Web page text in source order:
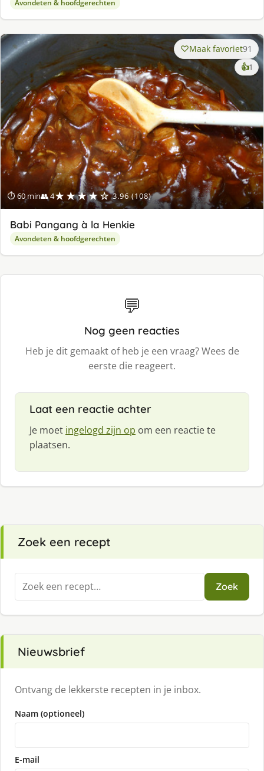
Avondeten & hoofdgerechten
⏱ 60 min👥 4★★★★☆ 3.96 (108)
Maak favoriet91
👍1
Babi Pangang à la Henkie
Avondeten & hoofdgerechten
💬
Nog geen reacties
Heb je dit gemaakt of heb je een vraag? Wees de
eerste die reageert.
Laat een reactie achter
Je moet ingelogd zijn op om een reactie te
plaatsen.
Zoek een recept
Zoeken
naar:
Zoek
Nieuwsbrief
Ontvang de lekkerste recepten in je inbox.
Naam (optioneel)
E-mail